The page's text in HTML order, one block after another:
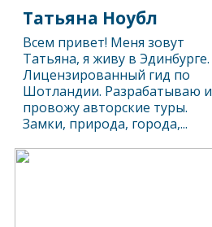
Татьяна Ноубл
Всем привет! Меня зовут
Татьяна, я живу в Эдинбурге.
Лицензированный гид по
Шотландии. Разрабатываю и
провожу авторские туры.
Замки, природа, города,...